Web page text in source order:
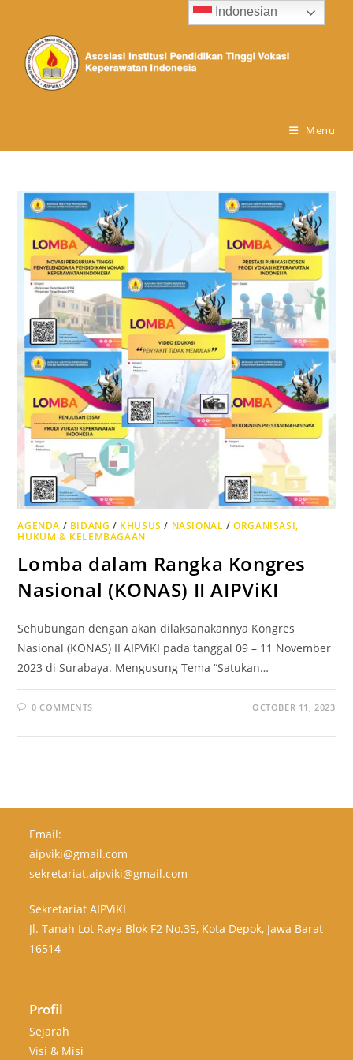
Menu
AGENDA / BIDANG / KHUSUS / NASIONAL /ORGANISASI,
HUKUM & KELEMBAGAAN
Lomba dalam Rangka Kongres
Nasional (KONAS) II AIPViKI
Sehubungan dengan akan dilaksanakannya Kongres
Nasional (KONAS) II AIPViKI pada tanggal 09 – 11 November
2023 di Surabaya. Mengusung Tema “Satukan…
0 COMMENTS OCTOBER 11, 2023
Email:
aipviki@gmail.com
sekretariat.aipviki@gmail.com
Sekretariat AIPViKI
Jl. Tanah Lot Raya Blok F2 No.35, Kota Depok, Jawa Barat
16514
Profil
Sejarah
Visi & Misi
Indonesian